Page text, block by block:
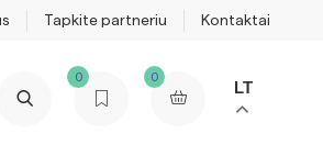
Tapkite partneriu Kontaktai
0 0
LT